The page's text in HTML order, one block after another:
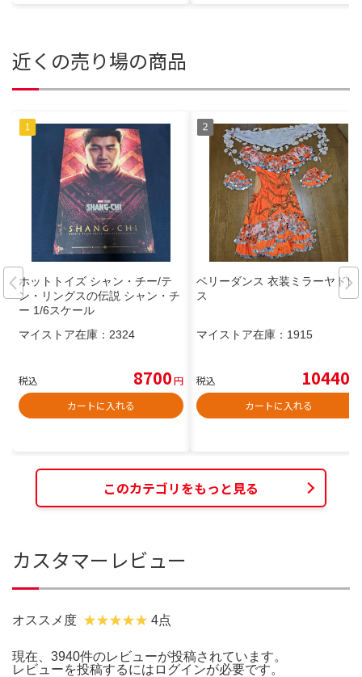
近くの売り場の商品
ホットトイズ シャン・チー/テ
ン・リングスの伝説 シャン・チ
ー 1/6スケール
マイストア在庫： 2324
税込 8700円
カートに入れる
ベリーダンス 衣装ミラーヤドレ
ス
マイストア在庫： 1915
税込 10440
カートに入れる
このカテゴリをもっと見る
カスタマーレビュー
オススメ度 4点
現在、3940件のレビューが投稿されています。
レビューを投稿するには ログインが必要です。